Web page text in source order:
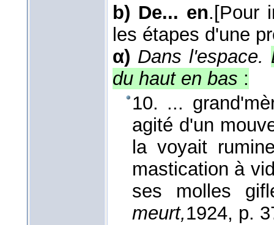
b) De... en. [Pour
les étapes d'une
α) Dans l'espace.
du haut en bas :
10. ...
agité d'un
la voyait
mastication à
ses molles
meurt,1924, p.